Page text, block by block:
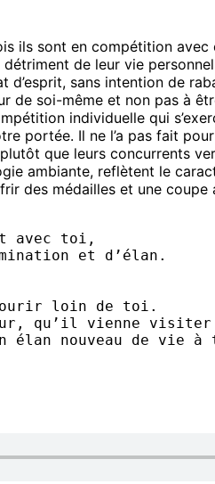
ils sont en compétition
de leur vie
sans intention de
de soi-même et non pas à
individuelle qui
portée. Il ne l’a pas fait
que leurs concurrents
ambiante, reflètent le
des médailles et une coupe
avec toi,
et d’élan.
loin de toi.
qu’il vienne visiter
élan nouveau de vie